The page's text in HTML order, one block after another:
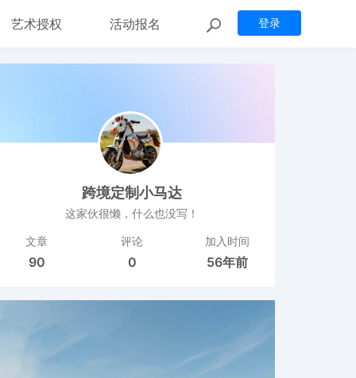
登录
艺术授权 活动报名
跨境定制小马达
这家伙很懒，什么也没写！
文章
90
评论
0
加入时间
56年前